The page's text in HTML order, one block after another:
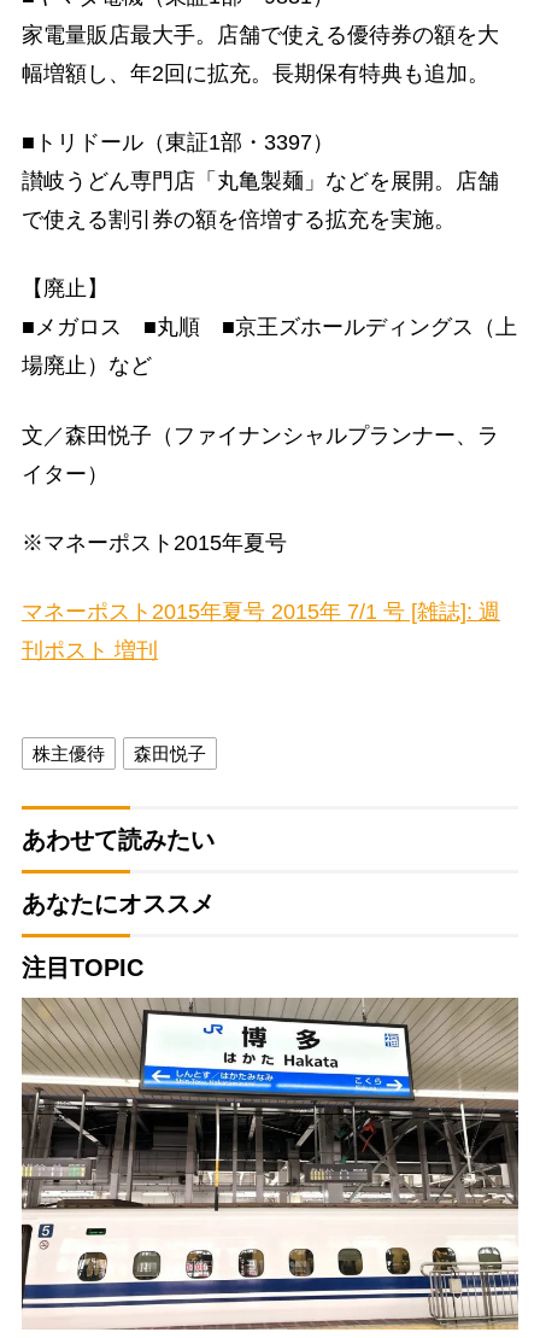
家電量販店最大手。店舗で使える優待券の額を大
幅増額し、年2回に拡充。長期保有特典も追加。
■トリドール（東証1部・3397）
讃岐うどん専門店「丸亀製麺」などを展開。店舗
で使える割引券の額を倍増する拡充を実施。
【廃止】
■メガロス ■丸順 ■京王ズホールディングス（上
場廃止）など
文／森田悦子（ファイナンシャルプランナー、ラ
イター）
※マネーポスト2015年夏号
マネーポスト2015年夏号 2015年 7/1 号 [雑誌]: 週
刊ポスト 増刊
株主優待 森田悦子
あわせて読みたい
あなたにオススメ
注目TOPIC